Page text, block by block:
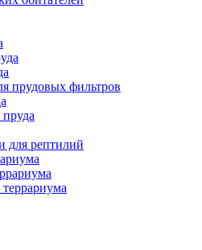
прудовых фильтров
для рептилий